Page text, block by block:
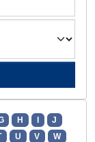
H
J
U V
W